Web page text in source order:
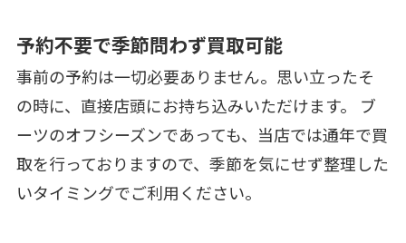
予約不要で季節問わず買取可能
事前の予約は一切必要ありません。思い立ったそ
の時に、直接店頭にお持ち込みいただけます。 ブ
ーツのオフシーズンであっても、当店では通年で買
取を行っておりますので、季節を気にせず整理した
いタイミングでご利用ください。